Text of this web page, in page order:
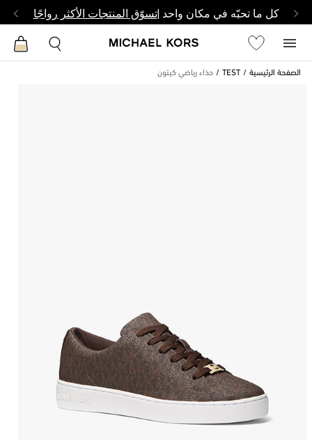
كل ما تحبّه في مكان واحد |تسوّق المنتجات الأكثر رواجًا
الصفحة الرئيسية TEST حذاء رياضي كيتون